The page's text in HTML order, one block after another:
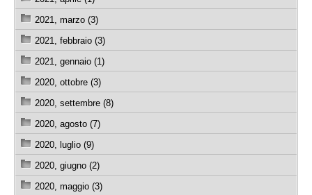
2021, marzo (3)
2021, febbraio (3)
2021, gennaio (1)
2020, ottobre (3)
2020, settembre (8)
2020, agosto (7)
2020, luglio (9)
2020, giugno (2)
2020, maggio (3)